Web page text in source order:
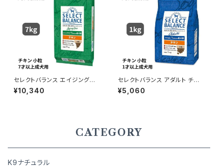
セレクトバランス エイジングケ
ア チキン 小粒 ７才以上の成犬
用 7kg
¥10,340
セレクトバランス アダルト チキ
ン 小粒 1才以上の成犬用 3kg
¥5,060
CATEGORY
K9ナチュラル